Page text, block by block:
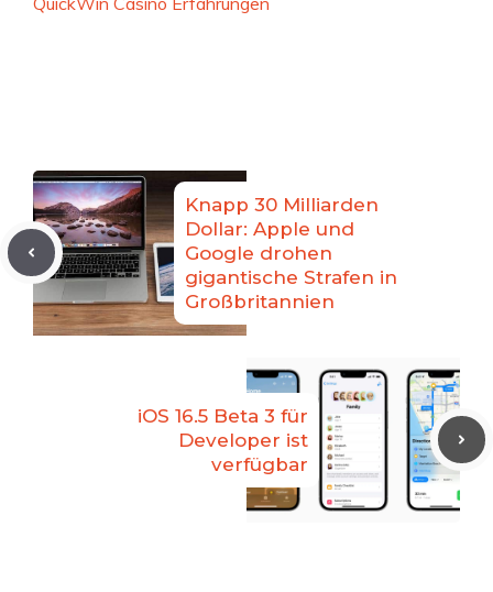
Knapp 30 Milliarden
Dollar: Apple und
Google drohen
gigantische Strafen in
Großbritannien
iOS 16.5 Beta 3 für
Developer ist
verfügbar